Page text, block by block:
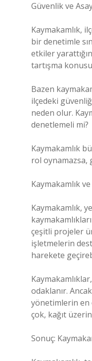
Güvenlik ve
Kaymakamlık,
bir denetimle
etkiler
tartışma
Bazen
ilçedeki
neden olur.
denetlemeli mi?
Kaymakamlık
rol oynamazsa,
Kaymakamlık
Kaymakamlık,
çeşitli projeler
işletmelerin
harekete
odaklanır.
yönetimlerin en
çok, kağıt
Sonuç: